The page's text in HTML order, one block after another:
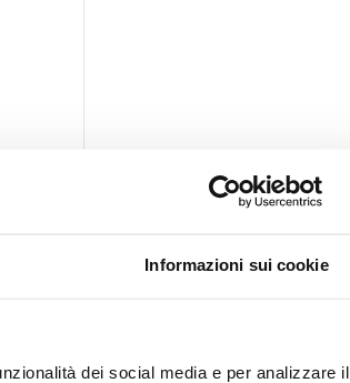
Informazioni sui cookie
dei social media e per analizzare il